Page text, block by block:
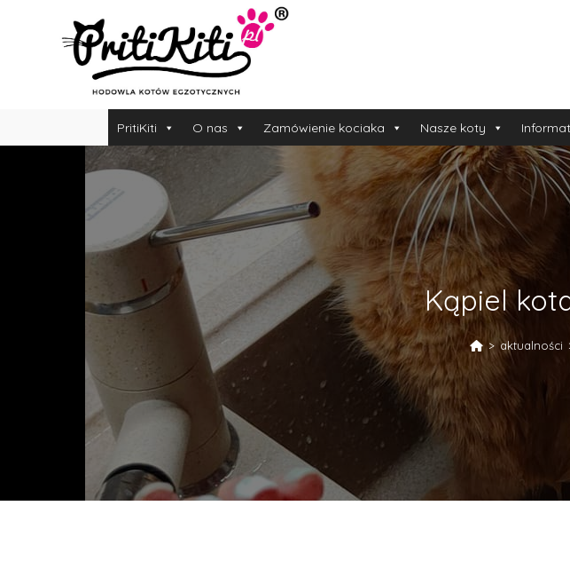
PritiKiti O nas Zamówienie kociaka Nasze koty
Kąpiel
> aktualności